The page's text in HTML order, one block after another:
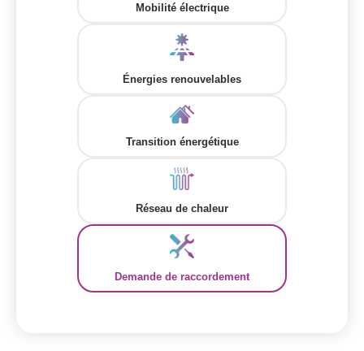
Mobilité électrique
Énergies renouvelables
Transition énergétique
Réseau de chaleur
Demande de raccordement